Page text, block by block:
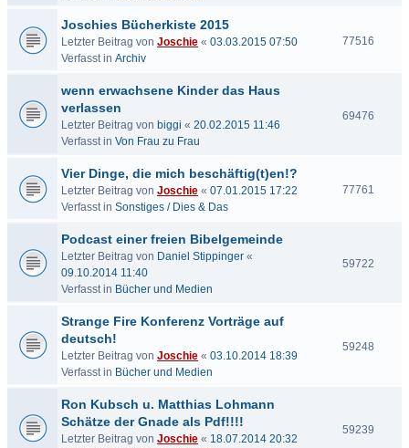
Joschies Bücherkiste 2015
Letzter Beitrag von Joschie « 03.03.2015 07:50
Verfasst in Archiv
77516
wenn erwachsene Kinder das Haus
verlassen
Letzter Beitrag von biggi « 20.02.2015 11:46
Verfasst in Von Frau zu Frau
69476
Vier Dinge, die mich beschäftig(t)en!?
Letzter Beitrag von Joschie « 07.01.2015 17:22
Verfasst in Sonstiges / Dies & Das
77761
Podcast einer freien Bibelgemeinde
Letzter Beitrag von Daniel Stippinger «
09.10.2014 11:40
Verfasst in Bücher und Medien
59722
Strange Fire Konferenz Vorträge auf
deutsch!
Letzter Beitrag von Joschie « 03.10.2014 18:39
Verfasst in Bücher und Medien
59248
Ron Kubsch u. Matthias Lohmann
Schätze der Gnade als Pdf!!!!
Letzter Beitrag von Joschie « 18.07.2014 20:32
59239